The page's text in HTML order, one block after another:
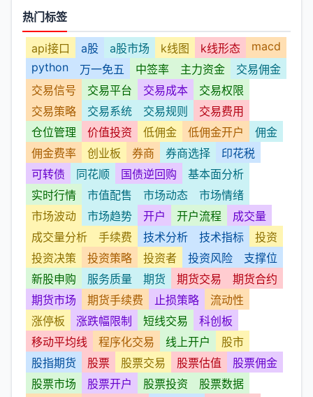
热门标签
api接口 a股 a股市场 k线图 k线形态
macd
python
万一免五 中签率 主力资金
交易佣金
交易信号
交易平台 交易成本
交易权限
交易策略
交易系统 交易规则
交易费用
仓位管理
价值投资 低佣金 低佣金开户
佣金
佣金费率
创业板 券商 券商选择
印花税
可转债
同花顺 国债逆回购
基本面分析
实时行情
市值配售 市场动态
市场情绪
市场波动
市场趋势 开户 开户流程
成交量
成交量分析
手续费 技术分析 技术指标
投资
投资决策
投资策略 投资者 投资风险
支撑位
新股申购
服务质量 期货 期货交易
期货合约
期货市场
期货手续费 止损策略
流动性
涨停板
涨跌幅限制 短线交易
科创板
移动平均线
程序化交易 线上开户
股市
股指期货
股票 股票交易 股票估值
股票佣金
股票市场
股票开户 股票投资
股票数据